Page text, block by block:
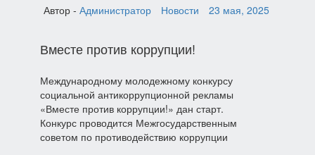
Автор - Администратор Новости 23 мая, 2025
Вместе против коррупции!
Международному молодежному конкурсу
социальной антикоррупционной рекламы
«Вместе против коррупции!» дан старт.
Конкурс проводится Межгосударственным
советом по противодействию коррупции